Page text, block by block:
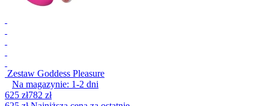
Zestaw Goddess Pleasure
Na magazynie: 1-2 dni
625 zł782 zł